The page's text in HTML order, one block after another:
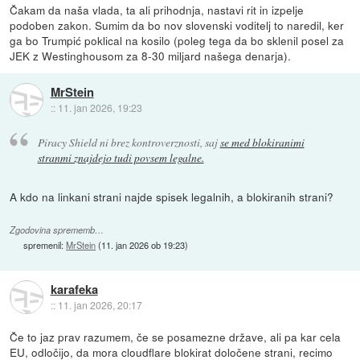
Čakam da naša vlada, ta ali prihodnja, nastavi rit in izpelje
podoben zakon. Sumim da bo nov slovenski voditelj to naredil, ker
ga bo Trumpić poklical na kosilo (poleg tega da bo sklenil posel za
JEK z Westinghousom za 8-30 miljard našega denarja).
MrStein
:: 11. jan 2026, 19:23
Piracy Shield ni brez kontroverznosti, sajse med blokiranimi
stranmi znajdejo tudi povsem legalne.
A kdo na linkani strani najde spisek legalnih, a blokiranih strani?
Zgodovina sprememb…
spremenil:MrStein(11. jan 2026 ob 19:23)
karafeka
:: 11. jan 2026, 20:17
Če to jaz prav razumem, če se posamezne države, ali pa kar cela
EU, odločijo, da mora cloudflare blokirat določene strani, recimo